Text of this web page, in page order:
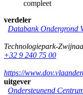
compleet
verdeler
Databank Ondergrond
Technologiepark-
+32 9 240 75 00
https://
uitgever
Ondersteunend